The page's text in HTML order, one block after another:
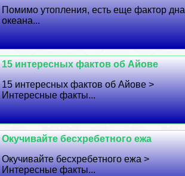
Помимо утопления, есть еще фактор дна
океана...
15 интересных фактов об Айове
15 интересных фактов об Айове >
Интересные факты...
Окучивайте бесхрeбeтного ежа
Окучивайте бесхрeбeтного ежа >
Интересные факты...